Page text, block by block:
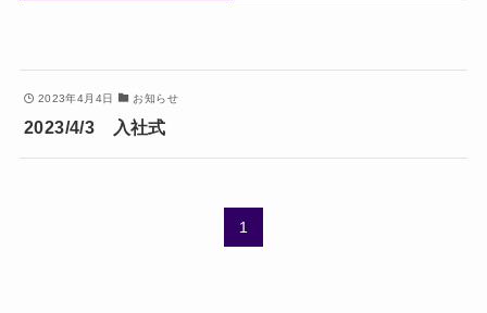
2023年4月4日 お知らせ
2023/4/3 入社式
1